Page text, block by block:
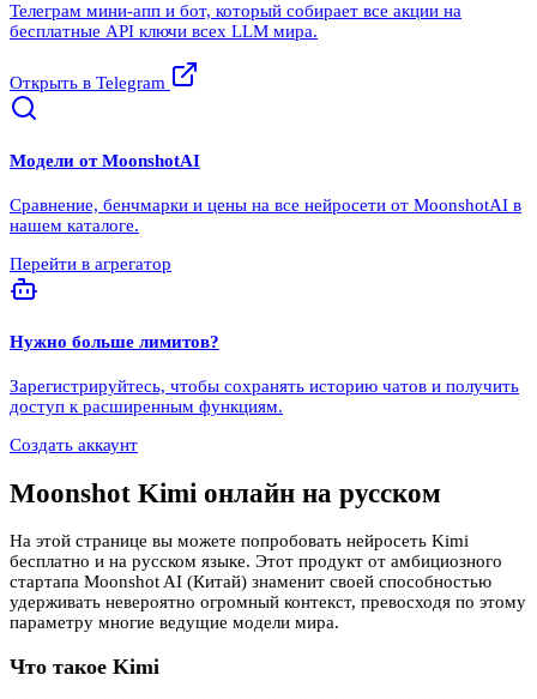
Телеграм мини-апп и бот, который собирает все акции на
бесплатные API ключи всех LLM мира.
Открыть в Telegram
Модели отMoonshotAI
Сравнение, бенчмарки и цены на все нейросети от MoonshotAI в
нашем каталоге.
Перейти в агрегатор
Нужно больше лимитов?
Зарегистрируйтесь, чтобы сохранять историю чатов и получить
доступ к расширенным функциям.
Создать аккаунт
Moonshot Kimi онлайн на русском
На этой странице вы можете попробовать нейросеть Kimi
бесплатно и на русском языке. Этот продукт от амбициозного
стартапа Moonshot AI (Китай) знаменит своей способностью
удерживать невероятно огромный контекст, превосходя по этому
параметру многие ведущие модели мира.
Что такое Kimi